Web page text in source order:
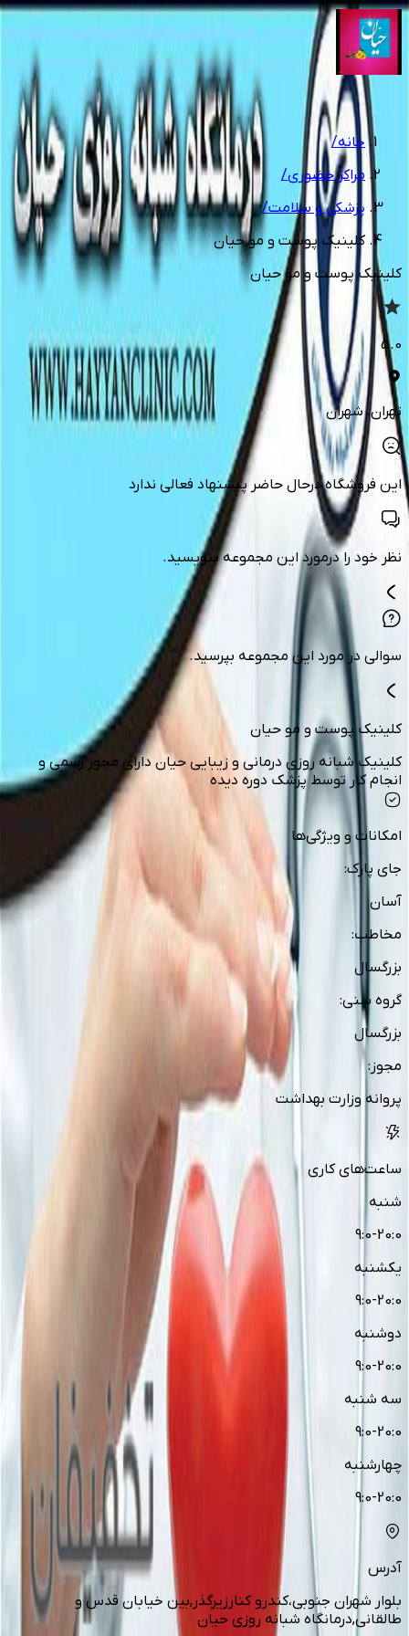
1/2
خانه/
مراکز حضوری/
پزشکی و سلامت/
کلینیک پوست و مو حیان
کلینیک پوست و مو حیان
5.0
تهران، شهران
این فروشگاه درحال حاضر پیشنهاد فعالی ندارد
نظر خود را درمورد این مجموعه بنویسید.
سوالی در مورد این مجموعه بپرسید.
کلینیک پوست و مو حیان
کلینیک شبانه روزی درمانی و زیبایی حیان دارای مجوز رسمی و
انجام کار توسط پزشک دوره دیده
امکانات و ویژگی‌ها
جای پارک:
آسان
مخاطب:
بزرگسال
گروه سنی:
بزرگسال
مجوز :
پروانه وزارت بهداشت
ساعت‌های کاری
شنبه
9:0-20:0
یکشنبه
9:0-20:0
دوشنبه
9:0-20:0
سه شنبه
9:0-20:0
چهارشنبه
9:0-20:0
آدرس
بلوار شهران جنوبی،کندرو کنارزیرگذر,بین خیابان قدس و
طالقانی,درمانگاه شبانه روزی حیان